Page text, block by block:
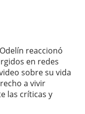
reaccionó
en redes
sobre su vida
a vivir
las críticas y